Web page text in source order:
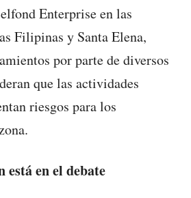
Enterprise en las
Filipinas y Santa Elena,
por parte de diversos
que las actividades
riesgos para los
en el debate